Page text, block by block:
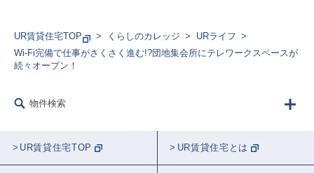
UR賃貸住宅TOP くらしのカレッジ
URライフ
Wi-Fi完備で仕事がさくさく進む!?団地集会所にテレワークスペースが
続々オープン！
物件検索
UR賃貸住宅TOP UR賃貸住宅とは